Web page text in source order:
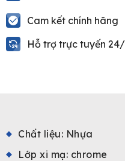
Cam kết chính hãng
Hỗ trợ trực tuyến
Chất liệu: Nhựa
Lớp xi mạ: chrome